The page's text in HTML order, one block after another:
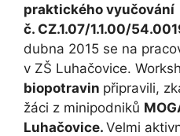
praktického vyučování
č. CZ.1.07/1.1.00/
dubna 2015 se na
v ZŠ Luhačovice.
biopotravin připravili,
žáci z minipodniků
Luhačovice. Velmi